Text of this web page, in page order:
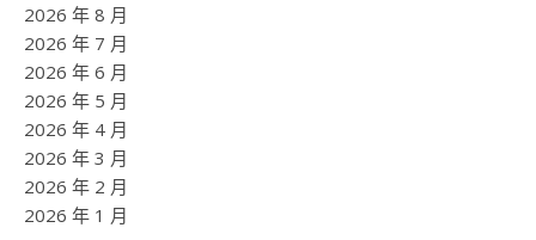
2026 年 8 月
2026 年 7 月
2026 年 6 月
2026 年 5 月
2026 年 4 月
2026 年 3 月
2026 年 2 月
2026 年 1 月